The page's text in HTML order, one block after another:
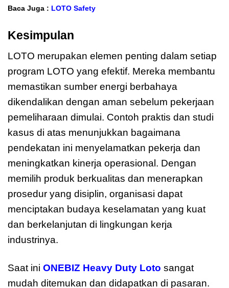
Baca Juga : LOTO Safety
Kesimpulan
LOTO merupakan elemen penting dalam setiap
program LOTO yang efektif. Mereka membantu
memastikan sumber energi berbahaya
dikendalikan dengan aman sebelum pekerjaan
pemeliharaan dimulai. Contoh praktis dan studi
kasus di atas menunjukkan bagaimana
pendekatan ini menyelamatkan pekerja dan
meningkatkan kinerja operasional. Dengan
memilih produk berkualitas dan menerapkan
prosedur yang disiplin, organisasi dapat
menciptakan budaya keselamatan yang kuat
dan berkelanjutan di lingkungan kerja
industrinya.
Saat ini ONEBIZ Heavy Duty Loto sangat
mudah ditemukan dan didapatkan di pasaran.